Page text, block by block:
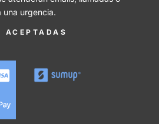
una urgencia.
ACEPTADAS